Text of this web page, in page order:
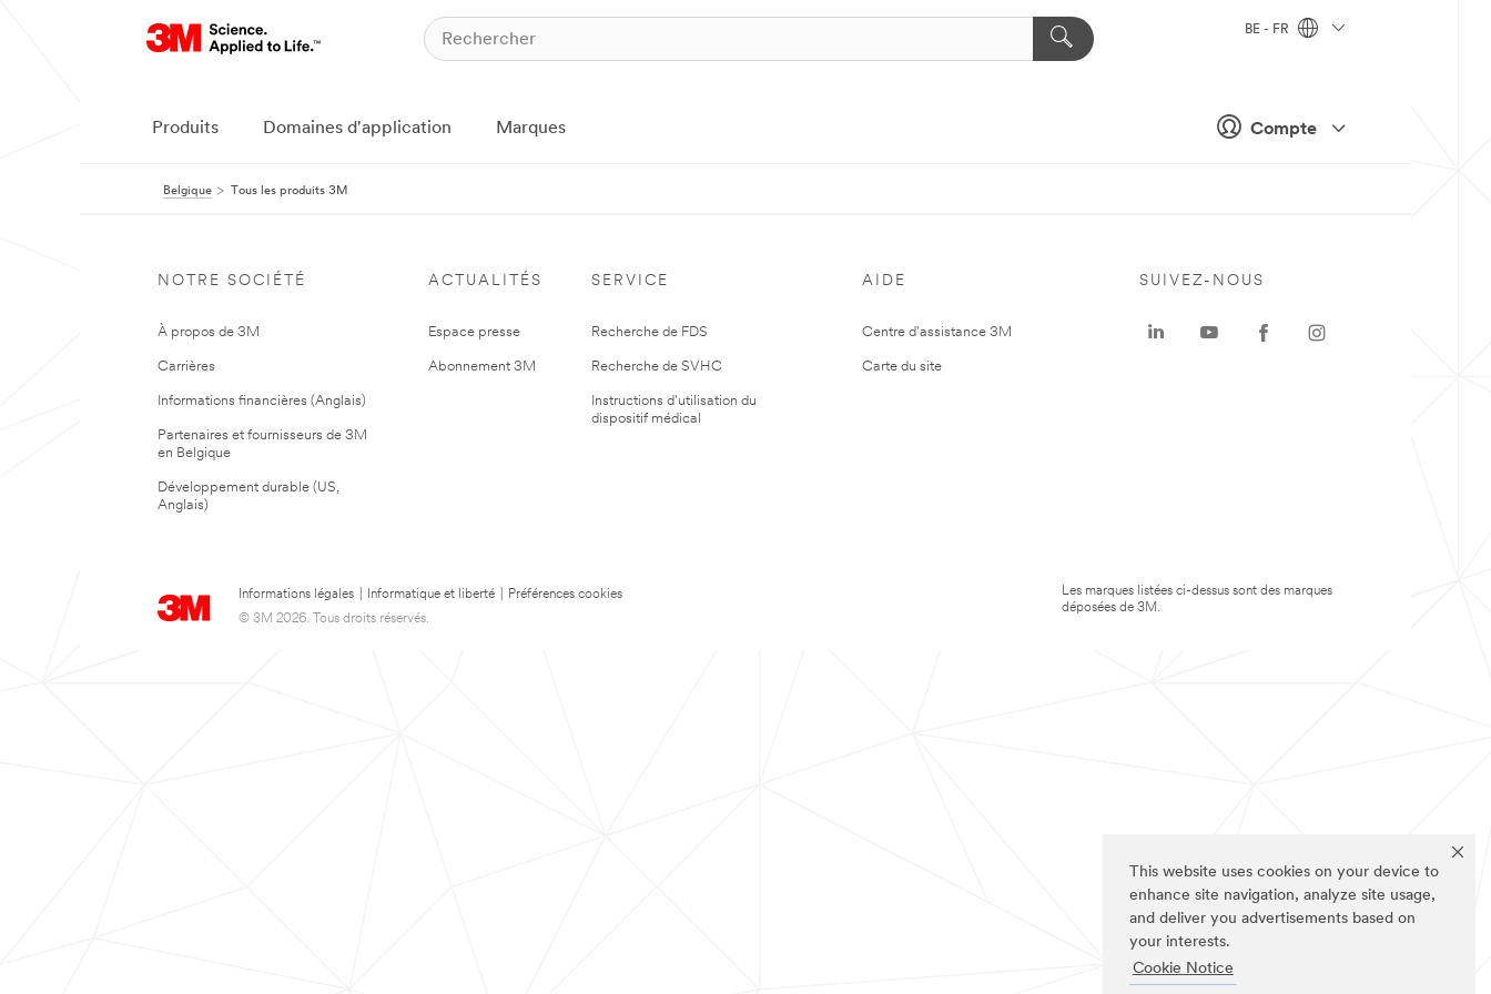
This website uses cookies on your device to
enhance site navigation, analyze site usage,
and deliver you advertisements based on
your interests.
Cookie Notice
Compte
BE - FR
Produits Domaines d'application Marques
Belgique Tous les produits 3M
NOTRE SOCIÉTÉ
À propos de 3M
Carrières
Informations financières (Anglais)
Partenaires et fournisseurs de 3M
en Belgique
Développement durable (US,
Anglais)
ACTUALITÉS
Espace presse
Abonnement 3M
SERVICE
Recherche de FDS
Recherche de SVHC
Instructions d'utilisation du
dispositif médical
AIDE
Centre d'assistance 3M
Carte du site
Informations légales Informatique et liberté
Préférences cookies
© 3M 2026. Tous droits réservés.
SUIVEZ-NOUS
Les marques listées ci-dessus sont des marques
déposées de 3M.